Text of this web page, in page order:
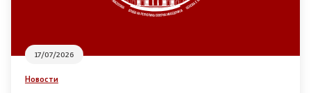
Дијалог меѓу Владата и граѓанскиот сектор
17/07/2026
Новости